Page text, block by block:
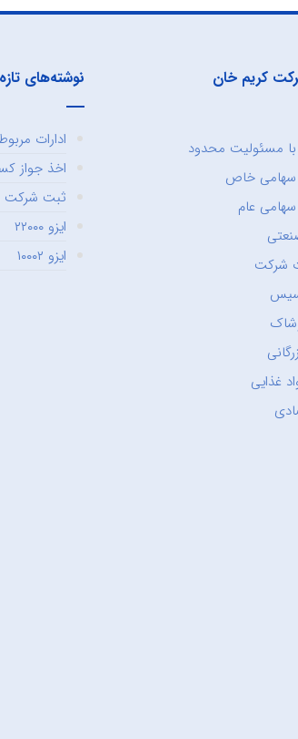
کریم خان
مسئولیت محدود
خاص
عام
شرکت
غذایی
نوشته‌های تازه
ادارات
اخذ جواز
ثبت شرکت و
ایزو ۲۲۰۰۰
ایزو ۱۰۰۰۲